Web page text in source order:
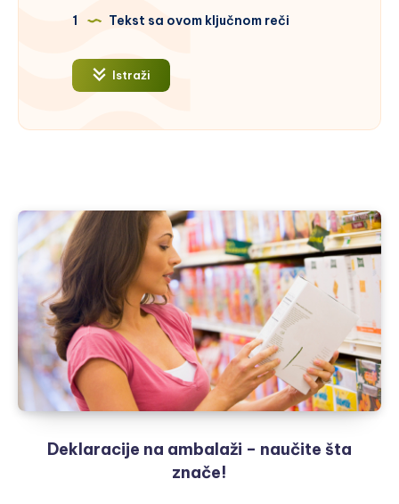
1 Tekst sa ovom ključnom reči
Istraži
Deklaracije na ambalaži – naučite šta
znače!